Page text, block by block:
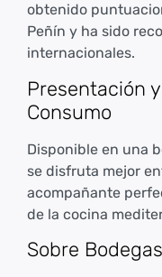
obtenido
Peñín y ha sido
internacionales.
Presentación
Consumo
Disponible en una
se disfruta mejor
acompañante
de la cocina
Sobre